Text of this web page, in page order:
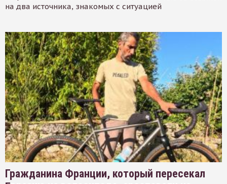
на два источника, знакомых с ситуацией
Гражданина Франции, который пересекал